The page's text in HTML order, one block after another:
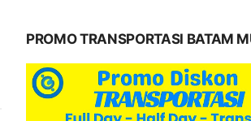
PROMO TRANSPORTASI BATAM